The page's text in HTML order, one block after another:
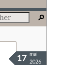
17
mai
2026